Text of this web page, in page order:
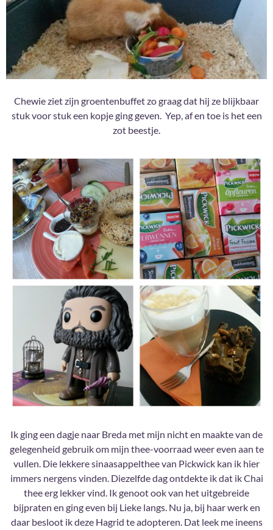
Chewie ziet zijn groentenbuffet zo graag dat hij ze blijkbaar
stuk voor stuk een kopje ging geven. Yep, af en toe is het een
zot beestje.
Ik ging een dagje naar Breda met mijn nicht en maakte van de
gelegenheid gebruik om mijn thee-voorraad weer even aan te
vullen. Die lekkere sinaasappelthee van Pickwick kan ik hier
immers nergens vinden. Diezelfde dag ontdekte ik dat ik Chai
thee erg lekker vind. Ik genoot ook van het uitgebreide
bijpraten en ging even bij Lieke langs. Nu ja, bij haar werk en
daar besloot ik deze Hagrid te adopteren. Dat leek me ineens